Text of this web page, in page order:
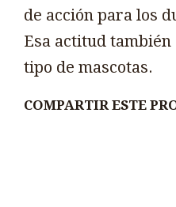
de acción para los
Esa actitud
tipo de mascotas.
COMPARTIR ESTE